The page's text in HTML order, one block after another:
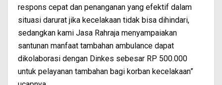
respons cepat dan penanganan yang efektif dalam
situasi darurat jika kecelakaan tidak bisa dihindari,
sedangkan kami Jasa Rahraja menyampaiakan
santunan manfaat tambahan ambulance dapat
dikolaborasi dengan Dinkes sebesar RP 500.000
untuk pelayanan tambahan bagi korban kecelakaan”